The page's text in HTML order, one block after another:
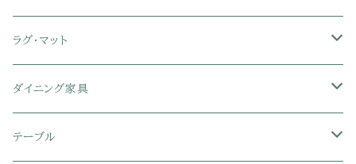
スツール・オットマン
クッションソファ
革・レザー・合皮ソファ
スチールラック・メタルラック
衣装ケース・壁面収納・ワードローブ
キャビネット・サイドボード
コーナーテレビ台
伸縮テレビ台
テレビスタンド
キッチンワゴン
キッチンカウンター
キッチンラック・冷蔵庫ラック
セミシングル
シングル
収納付きベッド
セミシングル
シングル
パネルベッド
セミシングル
すのこベッド
掛け布団
敷き布団
布団セット
ラグ・マット
ラグ・カーペット
玄関マット
ダイニング家具
ダイニングテーブル
テーブル